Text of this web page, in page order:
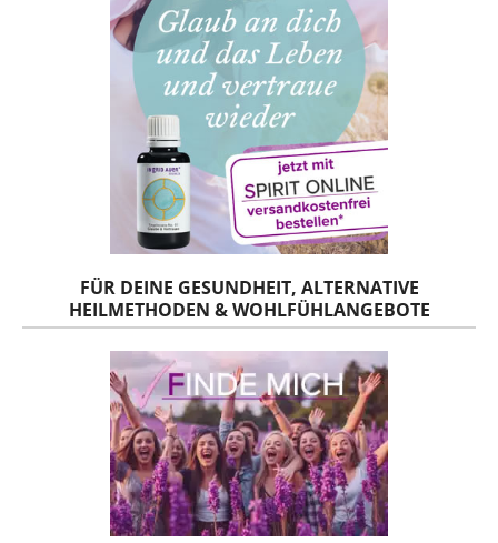
FÜR DEINE GESUNDHEIT, ALTERNATIVE
HEILMETHODEN & WOHLFÜHLANGEBOTE